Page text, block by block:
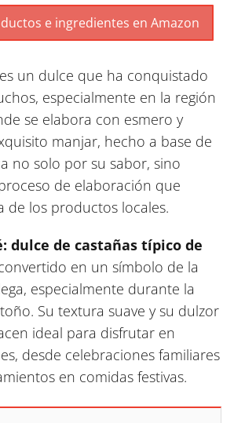
un dulce que ha conquistado
especialmente en la región
se elabora con esmero y
manjar, hecho a base de
no solo por su sabor, sino
de elaboración que
de los productos locales.
dulce de castañas típico de
en un símbolo de la
especialmente durante la
Su textura suave y su dulzor
ideal para disfrutar en
desde celebraciones familiares
en comidas festivas.